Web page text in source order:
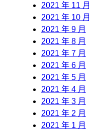
2021 年 11 月
2021 年 10 月
2021 年 9 月
2021 年 8 月
2021 年 7 月
2021 年 6 月
2021 年 5 月
2021 年 4 月
2021 年 3 月
2021 年 2 月
2021 年 1 月